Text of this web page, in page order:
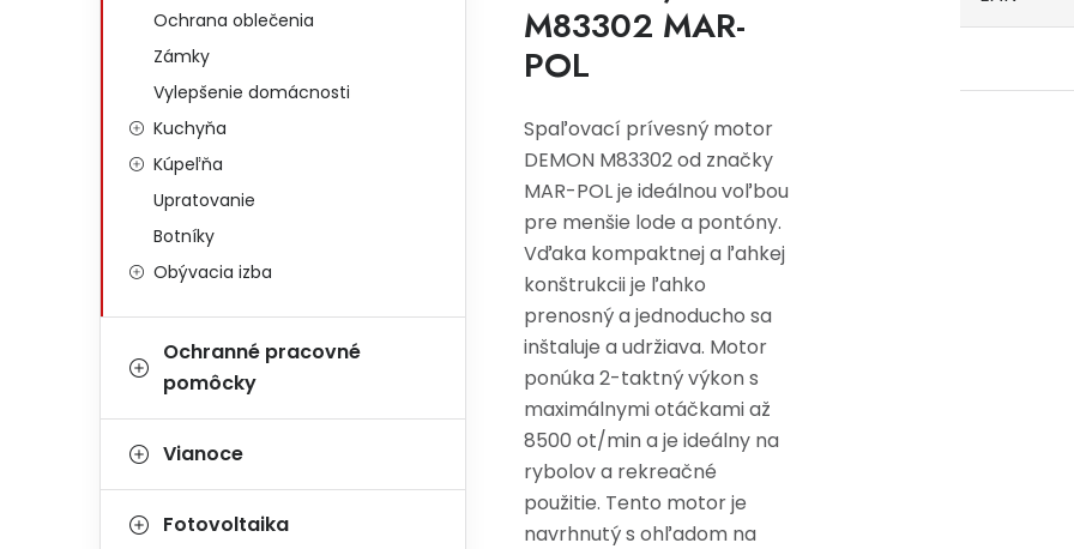
Ochrana oblečenia
Zámky
Vylepšenie domácnosti
Kuchyňa
Kúpeľňa
Upratovanie
Botníky
Obývacia izba
Ochranné pracovné
pomôcky
Vianoce
Fotovoltaika
M83302 MAR-
POL
Spaľovací prívesný motor
DEMON M83302 od značky
MAR-POL je ideálnou voľbou
pre menšie lode a pontóny.
Vďaka kompaktnej a ľahkej
konštrukcii je ľahko
prenosný a jednoducho sa
inštaluje a udržiava. Motor
ponúka 2-taktný výkon s
maximálnymi otáčkami až
8500 ot/min a je ideálny na
rybolov a rekreačné
použitie. Tento motor je
navrhnutý s ohľadom na